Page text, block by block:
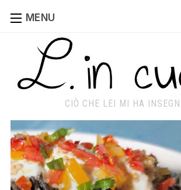
MENU
CIÒ CHE LEI MI HA